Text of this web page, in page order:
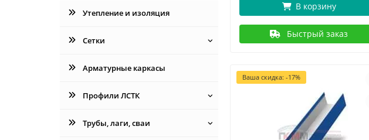
Утепление и изоляция
Сетки
Арматурные каркасы
Профили ЛСТК
Трубы, лаги, сваи
В корзину
Быстрый заказ
Ваша скидка: -17%